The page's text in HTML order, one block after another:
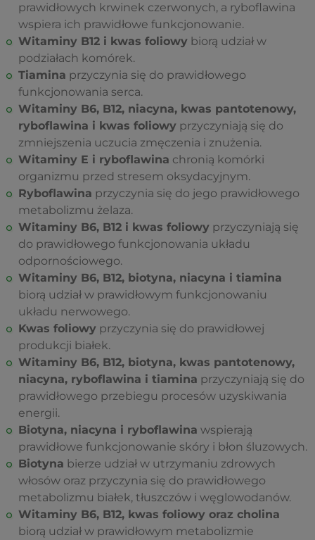
prawidłowych krwinek czerwonych, a ryboflawina
wspiera ich prawidłowe funkcjonowanie.
Witaminy B12 i kwas foliowy biorą udział w
podziałach komórek.
Tiamina przyczynia się do prawidłowego
funkcjonowania serca.
Witaminy B6, B12, niacyna, kwas pantotenowy,
ryboflawina i kwas foliowy przyczyniają się do
zmniejszenia uczucia zmęczenia i znużenia.
Witaminy E i ryboflawina chronią komórki
organizmu przed stresem oksydacyjnym.
Ryboflawina przyczynia się do jego prawidłowego
metabolizmu żelaza.
Witaminy B6, B12 i kwas foliowy przyczyniają się
do prawidłowego funkcjonowania układu
odpornościowego.
Witaminy B6, B12, biotyna, niacyna i tiamina
biorą udział w prawidłowym funkcjonowaniu
układu nerwowego.
Kwas foliowy przyczynia się do prawidłowej
produkcji białek.
Witaminy B6, B12, biotyna, kwas pantotenowy,
niacyna, ryboflawina i tiamina przyczyniają się do
prawidłowego przebiegu procesów uzyskiwania
energii.
Biotyna, niacyna i ryboflawina wspierają
prawidłowe funkcjonowanie skóry i błon śluzowych.
Biotyna bierze udział w utrzymaniu zdrowych
włosów oraz przyczynia się do prawidłowego
metabolizmu białek, tłuszczów i węglowodanów.
Witaminy B6, B12, kwas foliowy oraz cholina
biorą udział w prawidłowym metabolizmie